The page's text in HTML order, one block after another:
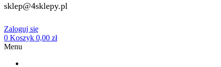
sklep@4sklepy.pl
Zaloguj się
0 Koszyk 0,00 zł
Menu